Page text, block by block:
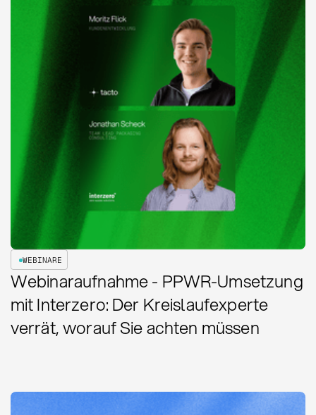
WEBINARE
Webinaraufnahme - PPWR-Umsetzung
mit Interzero: Der Kreislaufexperte
verrät, worauf Sie achten müssen